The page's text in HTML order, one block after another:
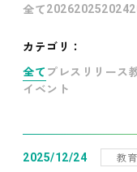
全て202620252024
カテゴリ：
全て プレスリリース
イベント
2025/12/24 教